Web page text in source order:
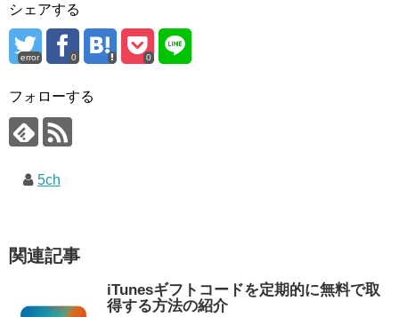
シェアする
error 0 0
フォローする
5ch
関連記事
iTunesギフトコードを定期的に無料で取
得する方法の紹介